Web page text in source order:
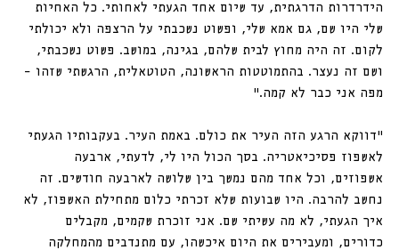
הידרדרות הדרגתית, עד שיום אחד הגעתי לאחותי. כל האחיות
שלי היו שם, גם אמא שלי, ופשוט נשכבתי על הרצפה ולא יכולתי
לקום. זה היה מחוץ לבית שלהם, בגינה, במושב. פשוט נשכבתי,
ושם זה נעצר. בהתמוטטות הראשונה, הטוטאלית, הרגשתי שזהו –
מפה אני כבר לא קמה.״
״דווקא הרגע הזה העיר את כולם. באמת העיר. בעקבותיו הגעתי
לאשפוז פסיכיאטריה. בסך הכול היו לי, לדעתי, ארבעה
אשפוזים, וכל אחד מהם נמשך בין שלושה לארבעה חודשים. זה
נחשב להרבה. היו שבועות שלא זכרתי כלום מתחילת האשפוז, לא
איך הגעתי, לא מה עשיתי שם. אני זוכרת שקמים, מקבלים
כדורים, ומעבירים את היום איכשהו, עם מתנדבים מהמחלקה